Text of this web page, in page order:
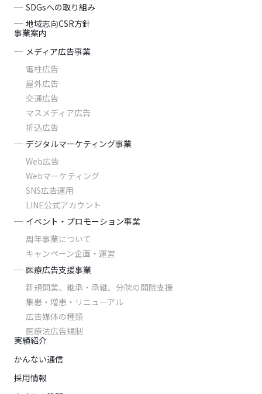
SDGsへの取り組み
地域志向CSR方針
事業案内
メディア広告事業
電柱広告
屋外広告
交通広告
マスメディア広告
折込広告
デジタルマーケティング事業
Web広告
Webマーケティング
SNS広告運用
LINE公式アカウント
イベント・プロモーション事業
周年事業について
キャンペーン企画・運営
医療広告支援事業
新規開業、継承・承継、分院の開院支援
集患・増患・リニューアル
広告媒体の種類
医療法広告規制
実績紹介
かんない通信
採用情報